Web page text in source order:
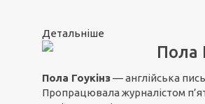
Детальніше
Пола
Пола Гоукінз— англійська
Пропрацювала журналістом